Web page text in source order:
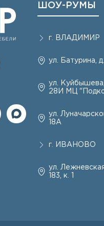
ШОУ-РУМЫ
г. ВЛАДИМИР
ул. Батурина,
ул. Куйбышева,
28И МЦ
ул.
18А
г. ИВАНОВО
ул.
183, к. 1